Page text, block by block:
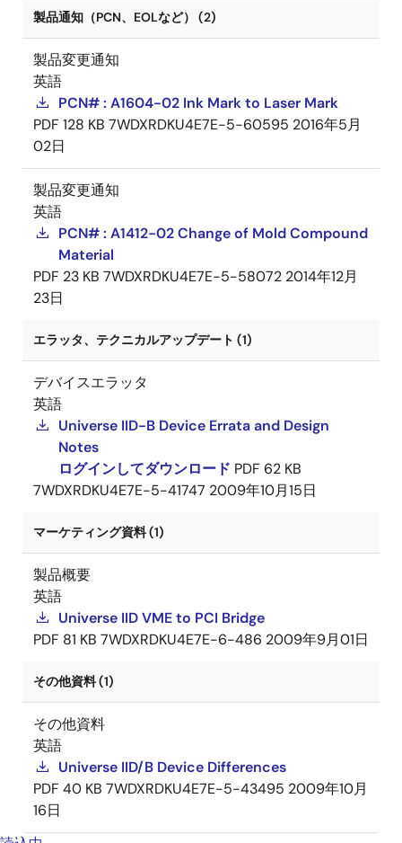
製品通知（PCN、EOLなど） (2)
製品変更通知
英語
PCN# : A1604-02 Ink Mark to Laser Mark
PDF 128 KB 7WDXRDKU4E7E-5-60595 2016年5月
02日
製品変更通知
英語
PCN# : A1412-02 Change of Mold Compound
Material
PDF 23 KB 7WDXRDKU4E7E-5-58072 2014年12月
23日
エラッタ、テクニカルアップデート (1)
デバイスエラッタ
英語
Universe IID-B Device Errata and Design
Notes
ログインしてダウンロード PDF 62 KB
7WDXRDKU4E7E-5-41747 2009年10月15日
マーケティング資料 (1)
製品概要
英語
Universe IID VME to PCI Bridge
PDF 81 KB 7WDXRDKU4E7E-6-486 2009年9月01日
その他資料 (1)
その他資料
英語
Universe IID/B Device Differences
PDF 40 KB 7WDXRDKU4E7E-5-43495 2009年10月
16日